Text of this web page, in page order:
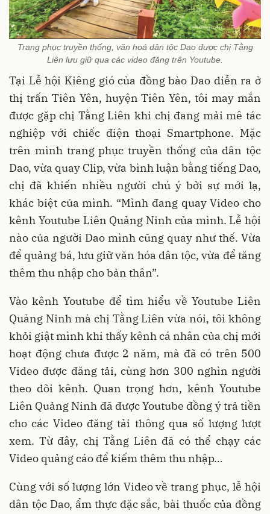
Trang phục truyền thống, văn hoá dân tộc Dao được chị Tằng
Liên lưu giữ qua các video đăng trên Youtube.
Tại Lễ hội Kiêng gió của đồng bào Dao diễn ra ở
thị trấn Tiên Yên, huyện Tiên Yên, tôi may mắn
được gặp chị Tằng Liên khi chị đang mải mê tác
nghiệp với chiếc điện thoại Smartphone. Mặc
trên mình trang phục truyền thống của dân tộc
Dao, vừa quay Clip, vừa bình luận bằng tiếng Dao,
chị đã khiến nhiều người chú ý bởi sự mới lạ,
khác biệt của mình. “Mình đang quay Video cho
kênh Youtube Liên Quảng Ninh của mình. Lễ hội
nào của người Dao mình cũng quay như thế. Vừa
để quảng bá, lưu giữ văn hóa dân tộc, vừa để tăng
thêm thu nhập cho bản thân”.
Vào kênh Youtube để tìm hiểu về Youtube Liên
Quảng Ninh mà chị Tằng Liên vừa nói, tôi không
khỏi giật mình khi thấy kênh cá nhân của chị mới
hoạt động chưa được 2 năm, mà đã có trên 500
Video được đăng tải, cùng hơn 300 nghìn người
theo dõi kênh. Quan trọng hơn, kênh Youtube
Liên Quảng Ninh đã được Youtube đồng ý trả tiền
cho các Video đăng tải thông qua số lượng lượt
xem. Từ đây, chị Tằng Liên đã có thể chạy các
Video quảng cáo để kiếm thêm thu nhập…
Cùng với số lượng lớn Video về trang phục, lễ hội
dân tộc Dao, ẩm thực đặc sắc, bài thuốc của đồng